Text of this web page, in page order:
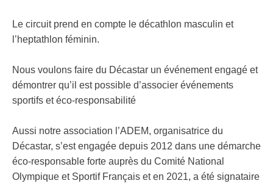
Le circuit prend en compte le décathlon masculin et
l’heptathlon féminin.
Nous voulons faire du Décastar un événement engagé et
démontrer qu’il est possible d’associer événements
sportifs et éco-responsabilité
Aussi notre association l’ADEM, organisatrice du
Décastar, s’est engagée depuis 2012 dans une démarche
éco-responsable forte auprès du Comité National
Olympique et Sportif Français et en 2021, a été signataire